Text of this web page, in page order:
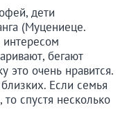
дети
(Муцениеце.
бегают
это очень нравится.
Если семья
спустя несколько